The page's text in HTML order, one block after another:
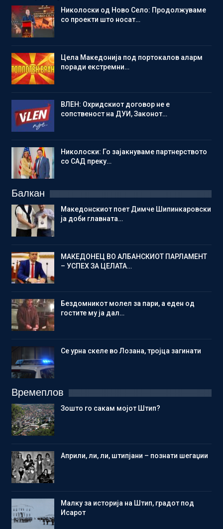
Николоски од Ново Село: Продолжуваме
со проекти што носат…
Цела Македонија под портокалов аларм
поради екстремни…
ВЛЕН: Охридскиот договор не е
сопственост на ДУИ, Законот…
Николоски: Го зајакнуваме партнерството
со САД преку…
Балкан
Македонскиот поет Димче Шипинкаровски
ја доби главната…
МАКЕДОНЕЦ ВО АЛБАНСКИОТ ПАРЛАМЕНТ
– УСПЕХ ЗА ЦЕЛАТА…
Бездомникот молел за пари, а еден од
гостите му ја дал…
Се урна скеле во Лозана, тројца загинати
Времеплов
Зошто го сакам мојот Штип?
Aприли, ли, ли, штипјани – познати шегаџии
Малку за историја на Штип, градот под
Исарот